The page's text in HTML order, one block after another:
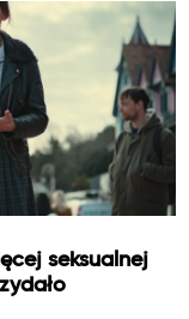
seksualnej